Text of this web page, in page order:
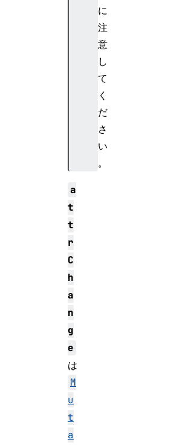
に
注
意
し
て
く
だ
さ
い
。
a
t
t
r
C
h
a
n
g
e
は
M
u
t
a